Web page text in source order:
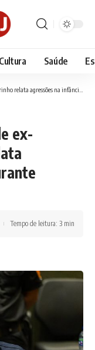
Cultura Saúde
na infância durante julgamento
ex-
Tempo de leitura: 3 min